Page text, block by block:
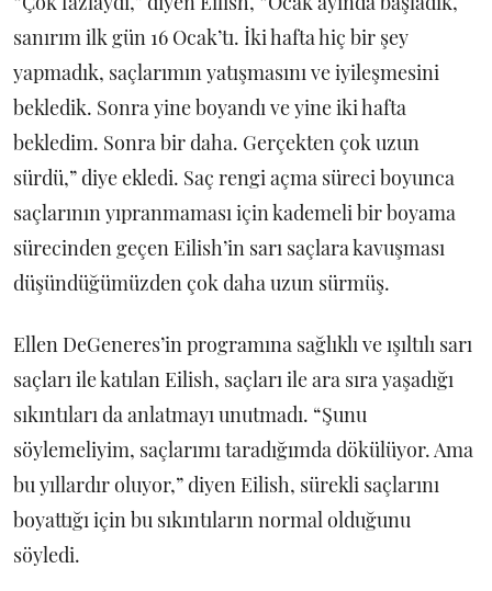
sanırım ilk gün 16 Ocak’tı. İki hafta hiç bir şey
yapmadık, saçlarımın yatışmasını ve iyileşmesini
bekledik. Sonra yine boyandı ve yine iki hafta
bekledim. Sonra bir daha. Gerçekten çok uzun
sürdü,” diye ekledi. Saç rengi açma süreci boyunca
saçlarının yıpranmaması için kademeli bir boyama
sürecinden geçen Eilish’in sarı saçlara kavuşması
düşündüğümüzden çok daha uzun sürmüş.
Ellen DeGeneres’in programına sağlıklı ve ışıltılı sarı
saçları ile katılan Eilish, saçları ile ara sıra yaşadığı
sıkıntıları da anlatmayı unutmadı. “Şunu
söylemeliyim, saçlarımı taradığımda dökülüyor. Ama
bu yıllardır oluyor,” diyen Eilish, sürekli saçlarını
boyattığı için bu sıkıntıların normal olduğunu
söyledi.